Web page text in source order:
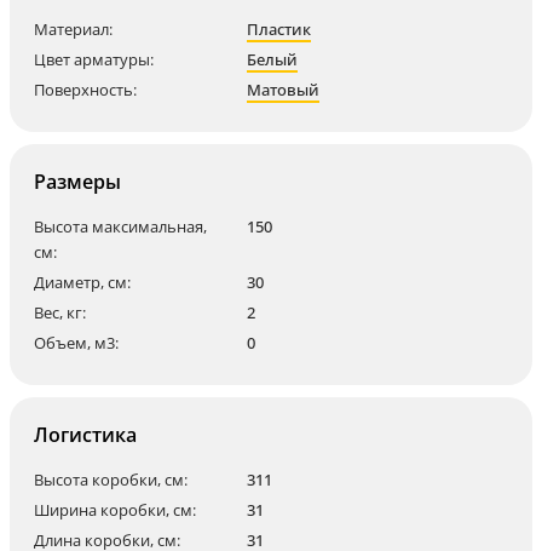
Материал:
Пластик
Цвет арматуры:
Белый
Поверхность:
Матовый
Размеры
Высота максимальная,
см:
150
Диаметр, см:
30
Вес, кг:
2
Объем, м3:
0
Логистика
Высота коробки, см:
311
Ширина коробки, см:
31
Длина коробки, см:
31